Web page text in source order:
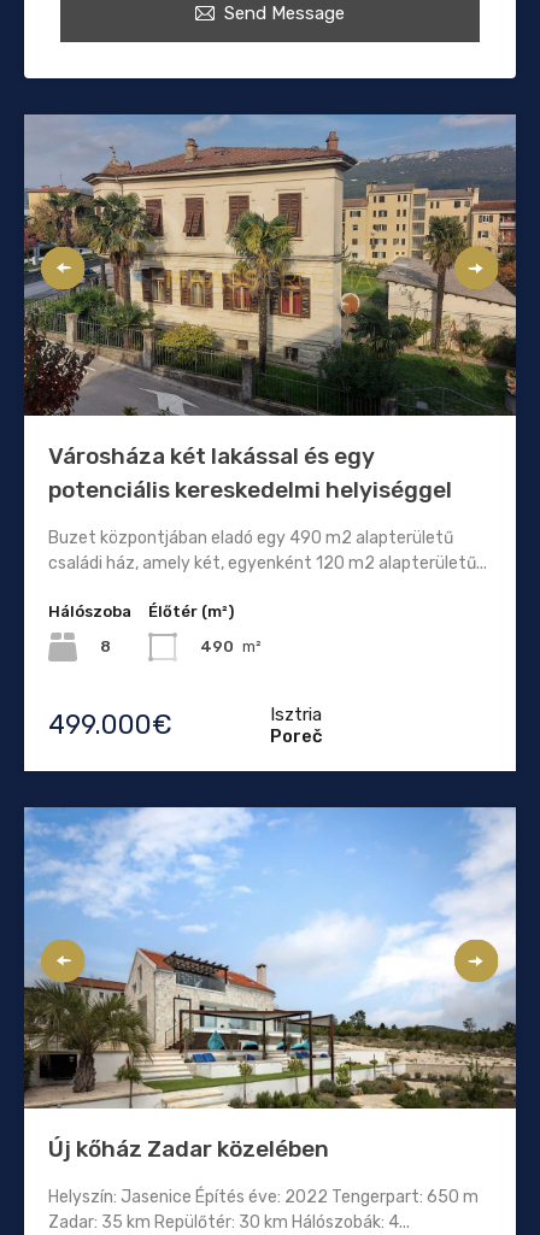
Send Message
Városháza két lakással és egy
potenciális kereskedelmi helyiséggel
Buzet központjában eladó egy 490 m2 alapterületű
családi ház, amely két, egyenként 120 m2 alapterületű...
Hálószoba
8
Élőtér (m²)
490 m²
499.000€
Isztria
Poreč
Új kőház Zadar közelében
Helyszín: Jasenice Építés éve: 2022 Tengerpart: 650 m
Zadar: 35 km Repülőtér: 30 km Hálószobák: 4...